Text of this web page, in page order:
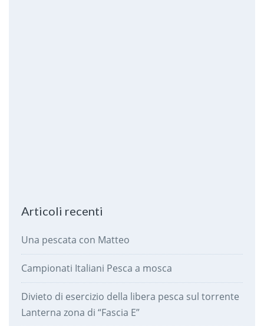
Articoli recenti
Una pescata con Matteo
Campionati Italiani Pesca a mosca
Divieto di esercizio della libera pesca sul torrente
Lanterna zona di “Fascia E”